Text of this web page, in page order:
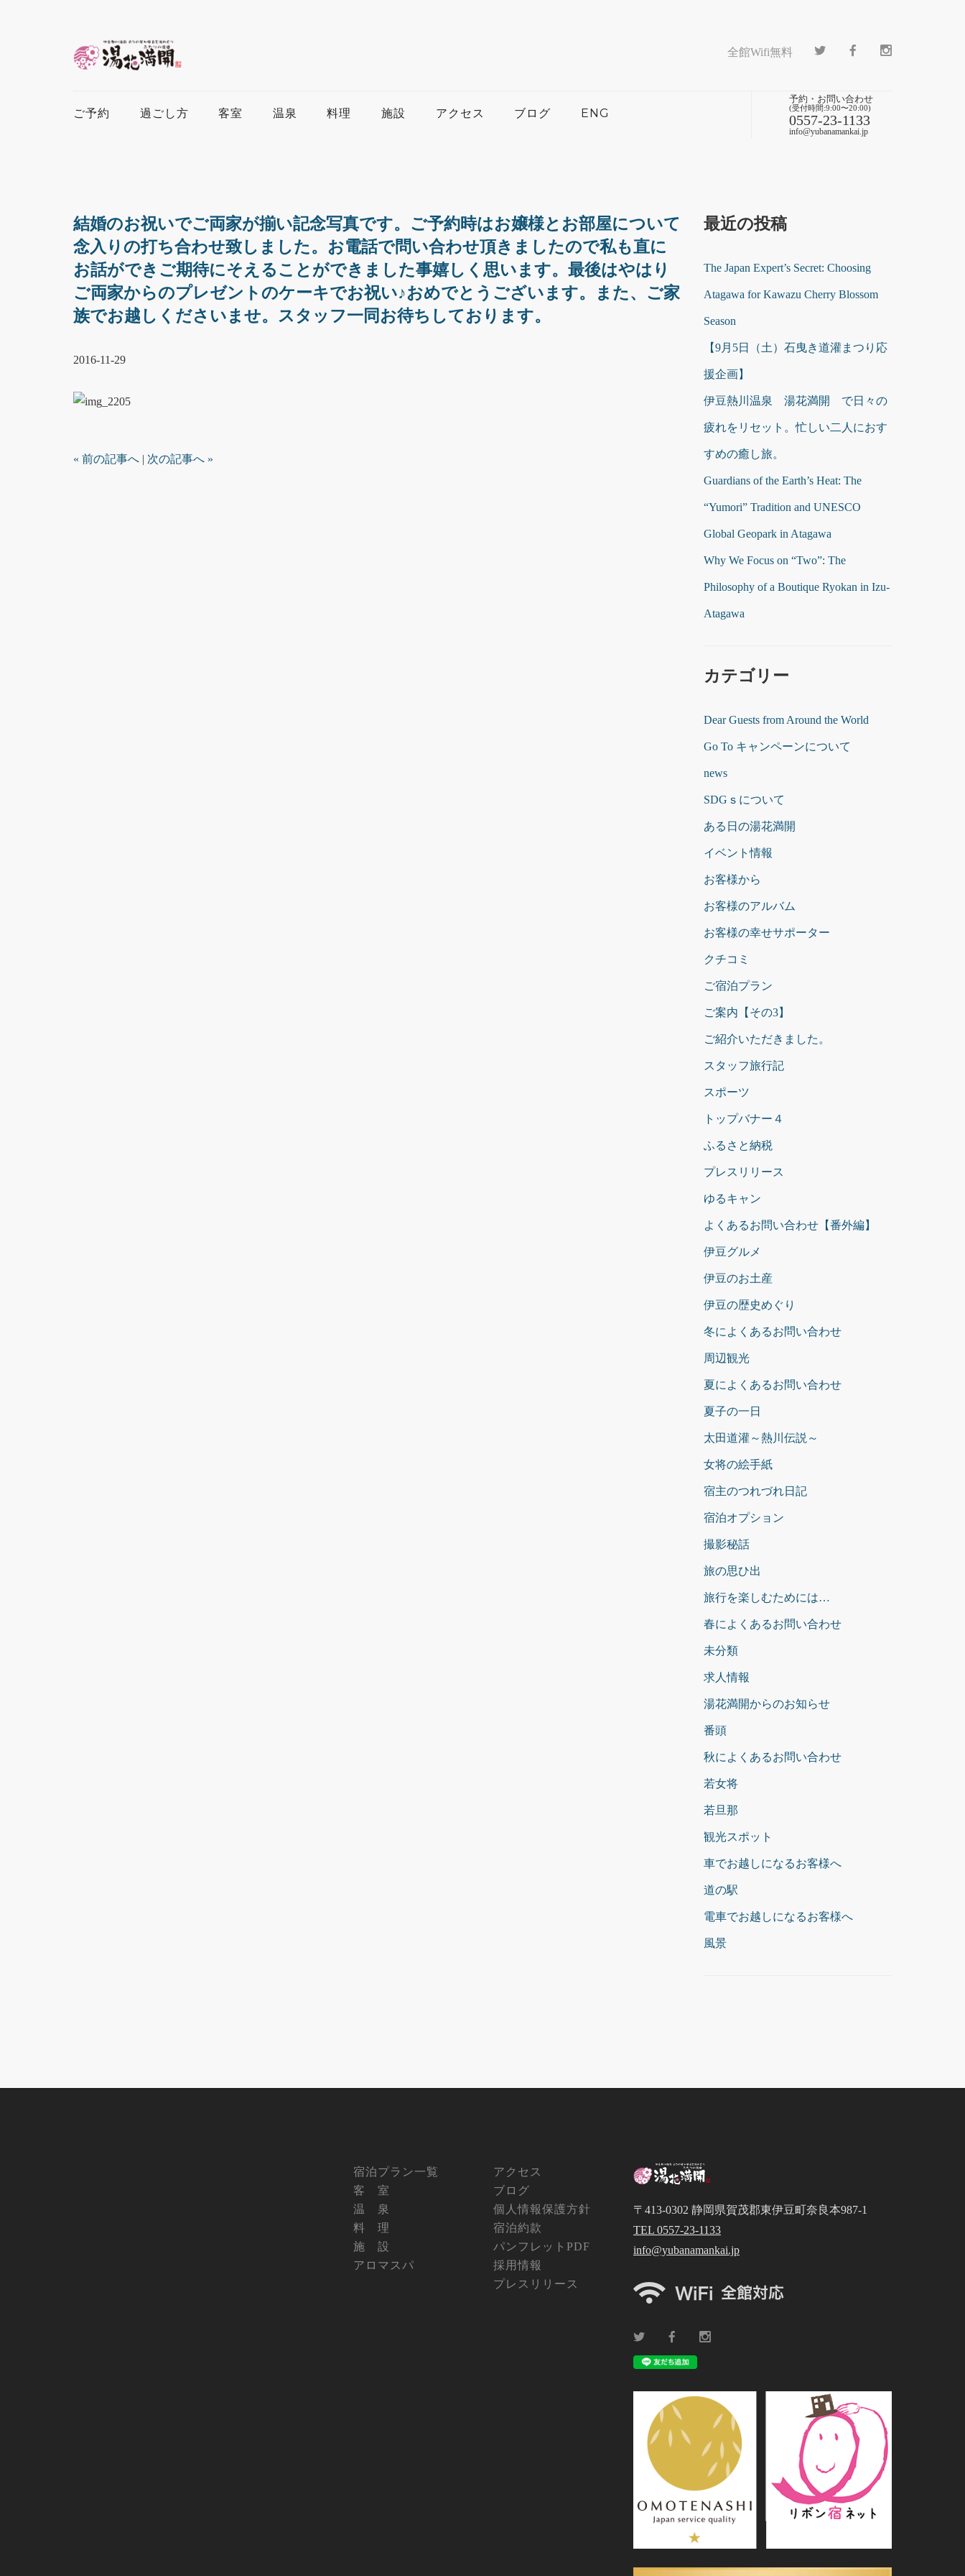
全館Wifi無料
ご予約 過ごし方 客室 温泉 料理 施設 アクセス ブログ ENG
予約・お問い合わせ
(受付時間:9:00〜20:00)
0557-23-1133
info@yubanamankai.jp
結婚のお祝いでご両家が揃い記念写真です。ご予約時はお嬢様とお部屋について
念入りの打ち合わせ致しました。お電話で問い合わせ頂きましたので私も直に
お話ができご期待にそえることができました事嬉しく思います。最後はやはり
ご両家からのプレゼントのケーキでお祝い♪おめでとうございます。また、ご家
族でお越しくださいませ。スタッフ一同お待ちしております。
2016-11-29
« 前の記事へ | 次の記事へ »
最近の投稿
The Japan Expert’s Secret: Choosing
Atagawa for Kawazu Cherry Blossom
Season
【9月5日（土）石曳き道灌まつり応
援企画】
伊豆熱川温泉 湯花満開 で日々の
疲れをリセット。忙しい二人におす
すめの癒し旅。
Guardians of the Earth’s Heat: The
“Yumori” Tradition and UNESCO
Global Geopark in Atagawa
Why We Focus on “Two”: The
Philosophy of a Boutique Ryokan in Izu-
Atagawa
カテゴリー
Dear Guests from Around the World
Go To キャンペーンについて
news
SDGｓについて
ある日の湯花満開
イベント情報
お客様から
お客様のアルバム
お客様の幸せサポーター
クチコミ
ご宿泊プラン
ご案内【その3】
ご紹介いただきました。
スタッフ旅行記
スポーツ
トップバナー４
ふるさと納税
プレスリリース
ゆるキャン
よくあるお問い合わせ【番外編】
伊豆グルメ
伊豆のお土産
伊豆の歴史めぐり
冬によくあるお問い合わせ
周辺観光
夏によくあるお問い合わせ
夏子の一日
太田道灌～熱川伝説～
女将の絵手紙
宿主のつれづれ日記
宿泊オプション
撮影秘話
旅の思ひ出
旅行を楽しむためには…
春によくあるお問い合わせ
未分類
求人情報
湯花満開からのお知らせ
番頭
秋によくあるお問い合わせ
若女将
若旦那
観光スポット
車でお越しになるお客様へ
道の駅
電車でお越しになるお客様へ
風景
宿泊プラン一覧
客 室
温 泉
料 理
施 設
アロマスパ
アクセス
ブログ
個人情報保護方針
宿泊約款
パンフレットPDF
採用情報
プレスリリース
〒413-0302 静岡県賀茂郡東伊豆町奈良本987-1
TEL 0557-23-1133
info@yubanamankai.jp